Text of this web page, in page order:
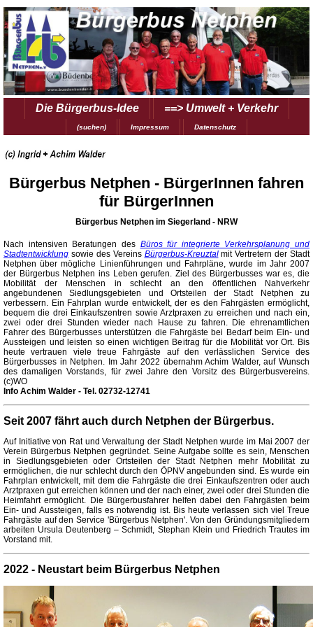
Die Bürgerbus-Idee ==> Umwelt + Verkehr
(suchen) Impressum Datenschutz
Bürgerbus Netphen - BürgerInnen fahren
für BürgerInnen
Bürgerbus Netphen im Siegerland - NRW
Nach intensiven Beratungen des Büros für integrierte Verkehrsplanung und
Stadtentwicklung sowie des Vereins Bürgerbus-Kreuztalmit Vertretern der Stadt
Netphen über mögliche Linienführungen und Fahrpläne, wurde im Jahr 2007
der Bürgerbus Netphen ins Leben gerufen. Ziel des Bürgerbusses war es, die
Mobilität der Menschen in schlecht an den öffentlichen Nahverkehr
angebundenen Siedlungsgebieten und Ortsteilen der Stadt Netphen zu
verbessern. Ein Fahrplan wurde entwickelt, der es den Fahrgästen ermöglicht,
bequem die drei Einkaufszentren sowie Arztpraxen zu erreichen und nach ein,
zwei oder drei Stunden wieder nach Hause zu fahren. Die ehrenamtlichen
Fahrer des Bürgerbusses unterstützen die Fahrgäste bei Bedarf beim Ein- und
Aussteigen und leisten so einen wichtigen Beitrag für die Mobilität vor Ort. Bis
heute vertrauen viele treue Fahrgäste auf den verlässlichen Service des
Bürgerbusses in Netphen. Im Jahr 2022 übernahm Achim Walder, auf Wunsch
des damaligen Vorstands, für zwei Jahre den Vorsitz des Bürgerbusvereins.
(c)WO
Info Achim Walder - Tel. 02732-12741
Seit 2007 fährt auch durch Netphen der Bürgerbus.
Auf Initiative von Rat und Verwaltung der Stadt Netphen wurde im Mai 2007 der
Verein Bürgerbus Netphen gegründet. Seine Aufgabe sollte es sein, Menschen
in Siedlungsgebieten oder Ortsteilen der Stadt Netphen mehr Mobilität zu
ermöglichen, die nur schlecht durch den ÖPNV angebunden sind. Es wurde ein
Fahrplan entwickelt, mit dem die Fahrgäste die drei Einkaufszentren oder auch
Arztpraxen gut erreichen können und der nach einer, zwei oder drei Stunden die
Heimfahrt ermöglicht. Die Bürgerbusfahrer helfen dabei den Fahrgästen beim
Ein- und Aussteigen, falls es notwendig ist. Bis heute verlassen sich viel Treue
Fahrgäste auf den Service 'Bürgerbus Netphen'. Von den Gründungsmitgliedern
arbeiten Ursula Deutenberg – Schmidt, Stephan Klein und Friedrich Trautes im
Vorstand mit.
2022 - Neustart beim Bürgerbus Netphen